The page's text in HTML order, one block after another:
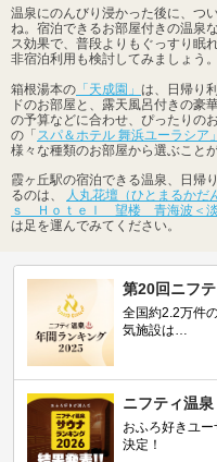
温泉にのんびり浸かった後に、つ
ね。宿泊できるお部屋付きの温泉
ス効果で、普段よりもぐっすり眠
非宿泊利用も検討してみましょう。
箱根湯本の 「天成園」 は、日帰り
ドのお部屋と、露天風呂付きの豪
の予算などに合わせ、ぴったりの
の「スパ＆ホテル 舞浜ユーラシア」
様々な種類のお部屋から選ぶことが
霞ヶ丘駅の宿泊できる温泉、日帰
るのは、
人丸花壇（ひとまるかだ
ｓ Ｈｏｔｅｌ 望楼 青海波＜淡
は足を運んでみてください。
第20回ニフ
全国約2.2万件
気施設は…
ニフティ温
おふろ好きユ
決定！